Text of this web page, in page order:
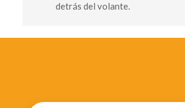
detrás del volante.